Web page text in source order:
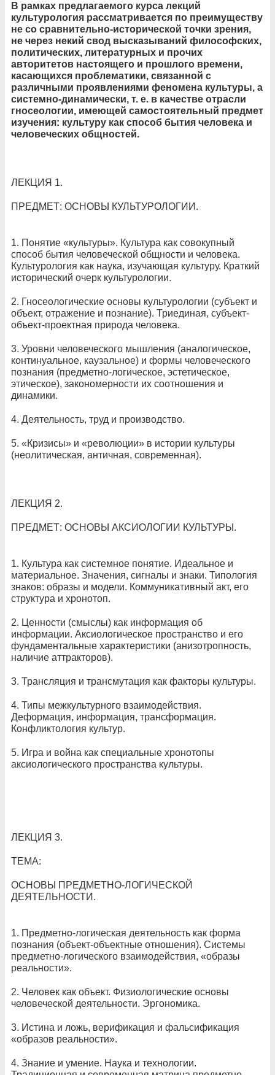
В рамках предлагаемого курса лекций
культурология рассматривается по преимуществу
не со сравнительно-исторической точки зрения,
не через некий свод высказываний философских,
политических, литературных и прочих
авторитетов настоящего и прошлого времени,
касающихся проблематики, связанной с
различными проявлениями феномена культуры, а
системно-динамически, т. е. в качестве отрасли
гносеологии, имеющей самостоятельный предмет
изучения: культуру как способ бытия человека и
человеческих общностей.
ЛЕКЦИЯ 1.
ПРЕДМЕТ: ОСНОВЫ КУЛЬТУРОЛОГИИ.
1. Понятие «культуры». Культура как совокупный
способ бытия человеческой общности и человека.
Культурология как наука, изучающая культуру. Краткий
исторический очерк культурологии.
2. Гносеологические основы культурологии (субъект и
объект, отражение и познание). Триединая, субъект-
объект-проектная природа человека.
3. Уровни человеческого мышления (аналогическое,
континуальное, каузальное) и формы человеческого
познания (предметно-логическое, эстетическое,
этическое), закономерности их соотношения и
динамики.
4. Деятельность, труд и производство.
5. «Кризисы» и «революции» в истории культуры
(неолитическая, античная, современная).
ЛЕКЦИЯ 2.
ПРЕДМЕТ: ОСНОВЫ АКСИОЛОГИИ КУЛЬТУРЫ.
1. Культура как системное понятие. Идеальное и
материальное. Значения, сигналы и знаки. Типология
знаков: образы и модели. Коммуникативный акт, его
структура и хронотоп.
2. Ценности (смыслы) как информация об
информации. Аксиологическое пространство и его
фундаментальные характеристики (анизотропность,
наличие аттракторов).
3. Трансляция и трансмутация как факторы культуры.
4. Типы межкультурного взаимодействия.
Деформация, информация, трансформация.
Конфликтология культур.
5. Игра и война как специальные хронотопы
аксиологического пространства культуры.
ЛЕКЦИЯ 3.
ТЕМА:
ОСНОВЫ ПРЕДМЕТНО-ЛОГИЧЕСКОЙ
ДЕЯТЕЛЬНОСТИ.
1. Предметно-логическая деятельность как форма
познания (объект-объектные отношения). Системы
предметно-логического взаимодействия, «образы
реальности».
2. Человек как объект. Физиологические основы
человеческой деятельности. Эргономика.
3. Истина и ложь, верификация и фальсификация
«образов реальности».
4. Знание и умение. Наука и технологии.